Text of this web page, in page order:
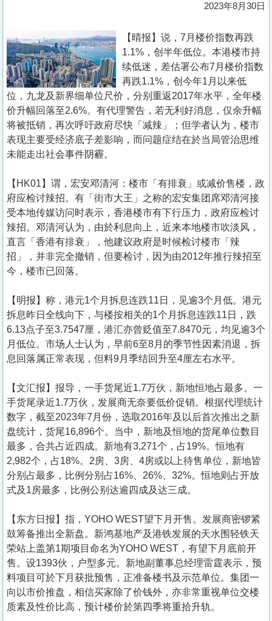
置
业
手
册
关
於
我
们
2023年8月30日
【晴报】说，7月楼价指数再跌
1.1%，创半年低位。本港楼市持
续低迷，差估署公布7月楼价指数
再跌1.1%，创今年1月以来低
位，九龙及新界细单位尺价，分别重返2017年水平，全年楼
价升幅回落至2.6%。有代理警告，若无利好消息，仅余升幅
将被抵销，再次呼吁政府尽快「减辣」；但学者认为，楼市
表现主要受经济底子差影响，而问题症结在於当局管治思维
未能走出社会事件阴霾。
【HK01】谓，宏安邓清河：楼市「有排衰」或减价售楼，政
府应检讨辣招。有「街市大王」之称的宏安集团席邓清河接
受本地传媒访问时表示，香港楼市有下行压力，政府应检讨
辣招。邓清河认为，由於利息向上，近来本地楼市吹淡风，
直言「香港有排衰」，他建议政府是时候检讨楼市「辣
招」，并非完全撤销，但要检讨，因为由2012年推行辣招至
今，楼市已回落。
【明报】称，港元1个月拆息连跌11日，见逾3个月低。港元
拆息昨日全线向下，与楼按相关的1个月拆息连跌11日，跌
6.13点子至3.7547厘，港汇亦曾贬值至7.8470元，均见逾3个
月低位。市场人士认为，早前6至8月的季节性因素消退，拆
息回落属正常表现，但料9月季结回升至4厘左右水平。
【文汇报】报导，一手货尾近1.7万伙，新地恒地占最多。一
手货尾录近1.7万伙，发展商无奈要低价促销。根据代理统计
数字，截至2023年7月份，选取2016年及以后首次推出之新
盘统计，货尾16,896个。当中，新地及恒地的货尾单位数目
最多，合共占近四成。新地有3,271个，占19%。恒地有
2,982个，占18%。2房、3房、4房或以上待售单位，新地皆
分别占最多，比例分别占16%、26%、32%。恒地则占开放
式及1房最多，比例公别达逾四成及达三成。
【东方日报】指，YOHO WEST望下月开售。发展商密锣紧
鼓筹备推出全新盘。新鸿基地产及港铁发展的天水围轻铁天
荣站上盖第1期项目命名为YOHO WEST，有望下月底前开
售。设1393伙，户型多元。新地副董事总经理雷霆表示，预
料项目可於下月获批预售，正准备楼书及示范单位。集团一
向以市价推盘，相信买家除了价钱外，亦非常重视单位交楼
质素及性价比高，预计楼价於第四季将重拾升轨。